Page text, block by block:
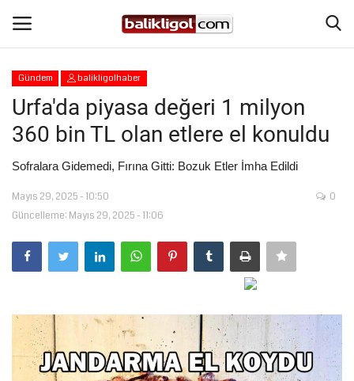
Giriş Yap
Anasayfa
Magazin
Şanlıurfa
Spor
Gündem balikligolhaber
Urfa'da piyasa değeri 1 milyon
360 bin TL olan etlere el konuldu
Sofralara Gidemedi, Fırına Gitti: Bozuk Etler İmha Edildi
Mayıs 29, 2025 - 10:50
Güncelleme: Mayıs 29, 2025 - 11:06
0